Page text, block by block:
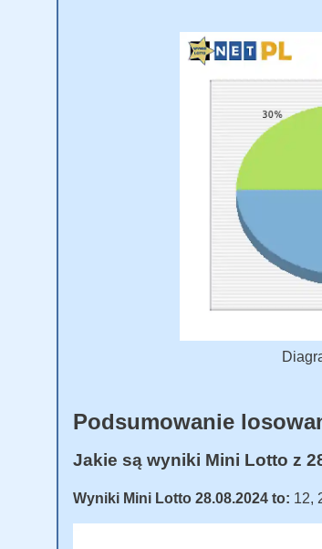
Podsumowanie
Jakie są wyniki Mini Lotto z
Wyniki Mini Lotto 28.08.2024 to: 12,